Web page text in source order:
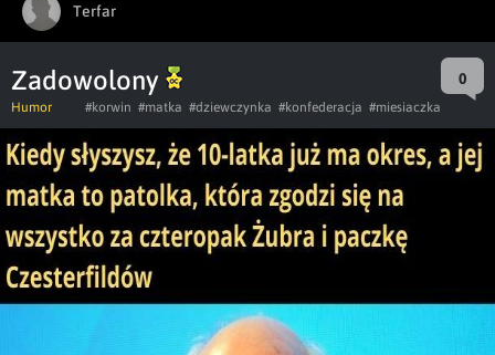
Terfar
Zadowolony 0
Humor #korwin #matka #dziewczynka #konfederacja #miesiaczka